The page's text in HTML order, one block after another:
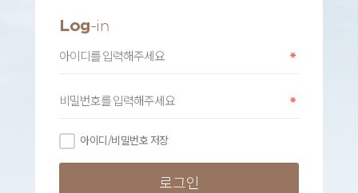
Log-in
아이디/비밀번호 저장